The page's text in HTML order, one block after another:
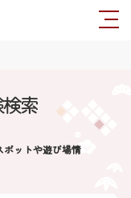
索
ポットや遊び場情